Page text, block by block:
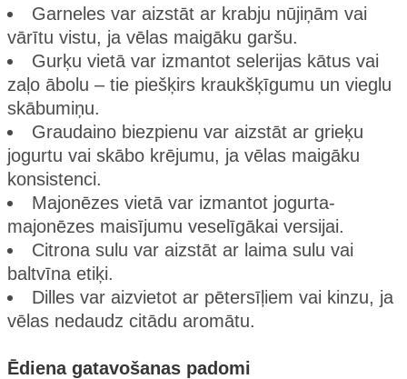
Garneles var aizstāt ar krabju nūjiņām vai
vārītu vistu, ja vēlas maigāku garšu.
Gurķu vietā var izmantot selerijas kātus vai
zaļo ābolu – tie piešķirs kraukšķīgumu un vieglu
skābumiņu.
Graudaino biezpienu var aizstāt ar grieķu
jogurtu vai skābo krējumu, ja vēlas maigāku
konsistenci.
Majonēzes vietā var izmantot jogurta-
majonēzes maisījumu veselīgākai versijai.
Citrona sulu var aizstāt ar laima sulu vai
baltvīna etiķi.
Dilles var aizvietot ar pētersīļiem vai kinzu, ja
vēlas nedaudz citādu aromātu.
Ēdiena gatavošanas padomi